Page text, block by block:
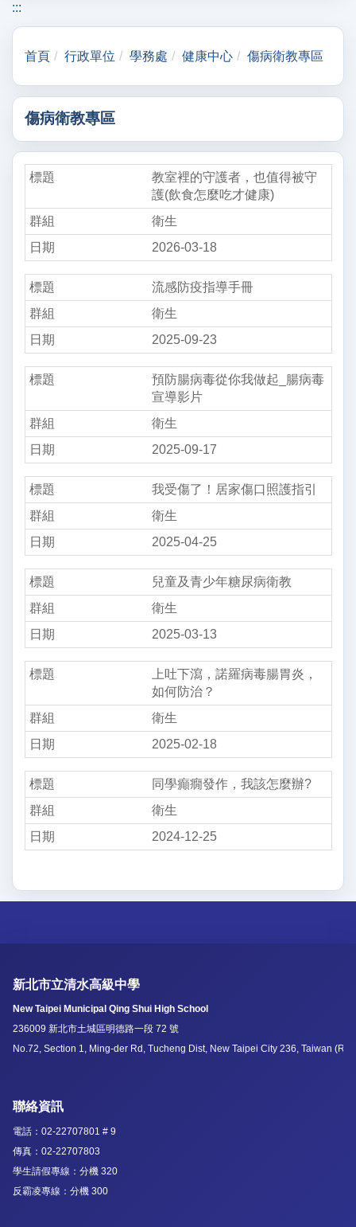
:::
首頁 行政單位 學務處 健康中心 傷病衛教專區
傷病衛教專區
教室裡的守護者，也值得被守
護(飲食怎麼吃才健康)
衛生
2026-03-18
流感防疫指導手冊
衛生
2025-09-23
預防腸病毒從你我做起_腸病毒
宣導影片
衛生
2025-09-17
我受傷了！居家傷口照護指引
衛生
2025-04-25
兒童及青少年糖尿病衛教
衛生
2025-03-13
上吐下瀉，諾羅病毒腸胃炎，
如何防治？
衛生
2025-02-18
同學癲癇發作，我該怎麼辦?
衛生
2024-12-25
新北市立清水高級中學
New Taipei Municipal Qing Shui High School
236009 新北市土城區明德路一段 72 號
No.72, Section 1, Ming-der Rd, Tucheng Dist, New Taipei City 236, Taiwan
聯絡資訊
電話：02-22707801 # 9
傳真：02-22707803
學生請假專線：分機 320
反霸凌專線：分機 300